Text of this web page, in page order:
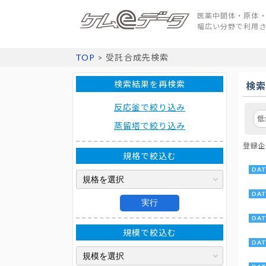
医薬中間体・原体
幅広い分野で利用
TOP > 受託合成先検索
検索結果を再検索
反応釜で絞り込み
蒸留塔で絞り込み
規格で絞込む
実行
規模で絞込む
検
登録